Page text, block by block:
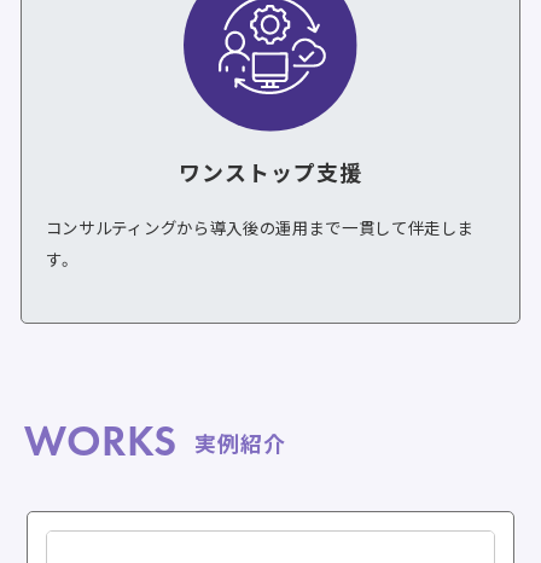
ワンストップ支援
コンサルティングから導入後の運用まで一貫して伴走しま
す。
WORKS 実例紹介